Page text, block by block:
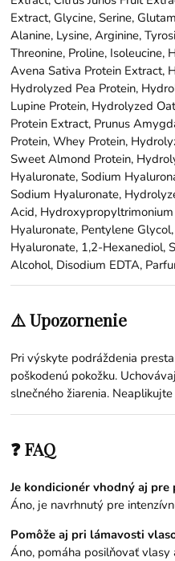
Extract, Glycine, Serine,
Alanine, Lysine, Arginine,
Threonine, Proline, Isoleucine,
Avena Sativa Protein Extract,
Hydrolyzed Pea Protein,
Lupine Protein, Hydrolyzed
Protein Extract, Prunus
Protein, Whey Protein,
Sweet Almond Protein,
Hyaluronate, Sodium
Sodium Hyaluronate,
Acid,
Hyaluronate, Pentylene
Hyaluronate, 1,2-Hexanediol,
Alcohol, Disodium EDTA,
⚠️ Upozornenie
Pri výskyte podráždenia
poškodenú pokožku.
slnečného žiarenia.
❓ FAQ
Je kondicionér vhodný aj pre
Áno, je navrhnutý pre
Pomôže aj pri lámavosti
Áno, pomáha posilňovať vlasy